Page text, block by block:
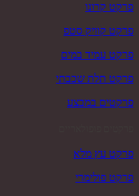
פרקט קרונו
פרקט קוויק סטפ
פרקט עמיד במים
פרקט תלת שכבתי
פרקטים במבצע
פרקט עץ מלא
פרקט פולימרי